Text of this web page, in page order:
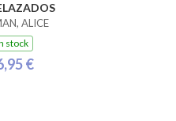
ALICE
stock
€